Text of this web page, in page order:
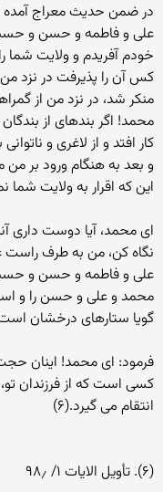
در ضمن حدیث معراج آمده
على و فاطمه و حسن و حسین
خودم آفریدم و ولایت شما
کس آن را پذیرفت در نزد
منکر شد، در نزد من از
محمد! اگر بنده‏اى از
کار افتد و از لاغرى و
و بعد به هنگام ورود بر من
این که اقرار به ولایت شما
اى محمد، آیا دوست دارى
نگاه کن، من به طرف
على و فاطمه و حسن و
محمد و على و حسن را و
گویا ستاره‏اى درخشان
فرمود: اى محمد! اینان
کسى است که از فرزندان
انتقام مى‏ گیرد.(۶)
(۶). تأویل الایات ۱/ ۹۸٫